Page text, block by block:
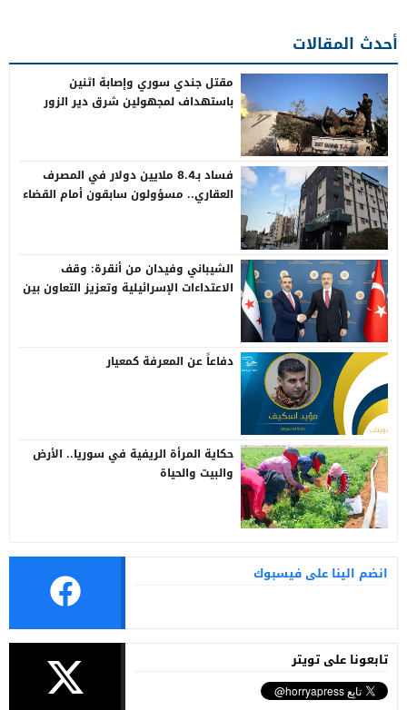
أحدث المقالات
مقتل جندي سوري وإصابة اثنين
باستهداف لمجهولين شرق دير الزور
فساد بـ8.4 ملايين دولار في المصرف
العقاري.. مسؤولون سابقون أمام القضاء
الشيباني وفيدان من أنقرة: وقف
الاعتداءات الإسرائيلية وتعزيز التعاون بين
دفاعاً عن المعرفة كمعيار
حكاية المرأة الريفية في سوريا.. الأرض
والبيت والحياة
انضم الينا على فيسبوك
تابعونا على تويتر